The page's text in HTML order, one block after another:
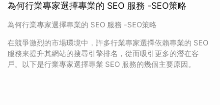
為何行業專家選擇專業的 SEO 服務 -SEO策略
為何行業專家選擇專業的 SEO 服務 -SEO策略
在競爭激烈的市場環境中，許多行業專家選擇依賴專業的 SEO
服務來提升其網站的搜尋引擎排名，從而吸引更多的潛在客
戶。以下是行業專家選擇專業 SEO 服務的幾個主要原因。